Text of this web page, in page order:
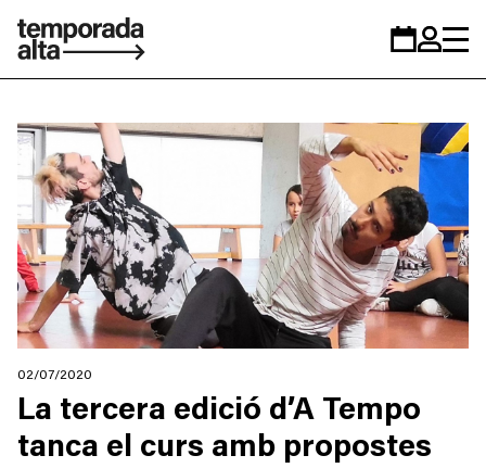
Temporada
personal
02/07/2020
La tercera edició d’A Tempo
tanca el curs amb propostes